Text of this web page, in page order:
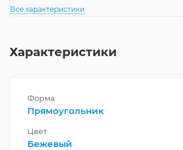
Все характеристики
Характеристики
Форма
Прямоугольник
Цвет
Бежевый